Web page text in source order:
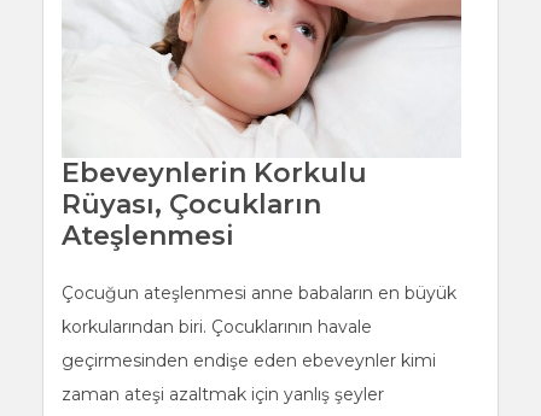
Ebeveynlerin Korkulu
Rüyası, Çocukların
Ateşlenmesi
Çocuğun ateşlenmesi anne babaların en büyük
korkularından biri. Çocuklarının havale
geçirmesinden endişe eden ebeveynler kimi
zaman ateşi azaltmak için yanlış şeyler